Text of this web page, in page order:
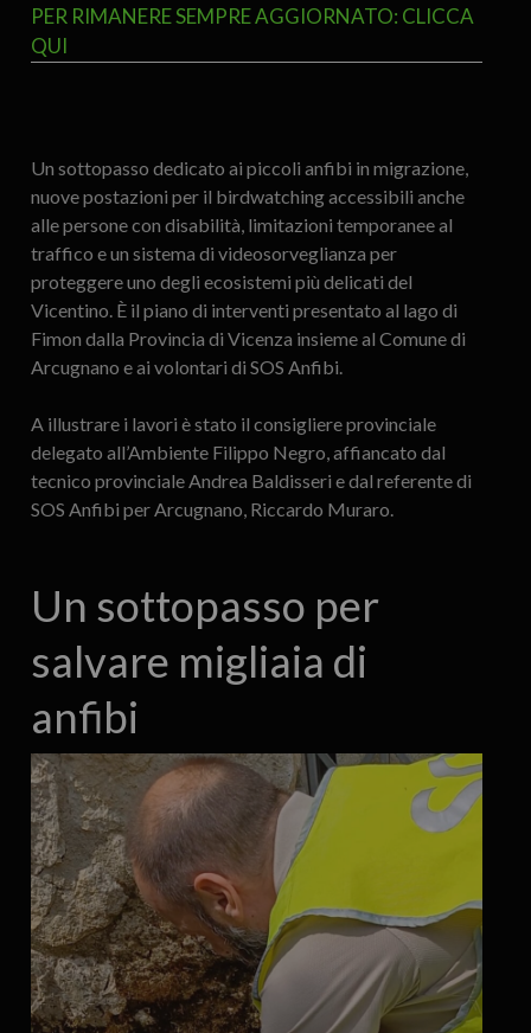
PER RIMANERE SEMPRE AGGIORNATO: CLICCA
QUI
Un sottopasso dedicato ai piccoli anfibi in migrazione,
nuove postazioni per il birdwatching accessibili anche
alle persone con disabilità, limitazioni temporanee al
traffico e un sistema di videosorveglianza per
proteggere uno degli ecosistemi più delicati del
Vicentino. È il piano di interventi presentato al lago di
Fimon dalla Provincia di Vicenza insieme al Comune di
Arcugnano e ai volontari di SOS Anfibi.
A illustrare i lavori è stato il consigliere provinciale
delegato all’Ambiente Filippo Negro, affiancato dal
tecnico provinciale Andrea Baldisseri e dal referente di
SOS Anfibi per Arcugnano, Riccardo Muraro.
Un sottopasso per
salvare migliaia di
anfibi